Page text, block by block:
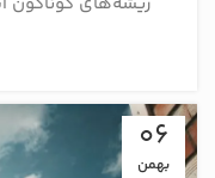
06
بهمن